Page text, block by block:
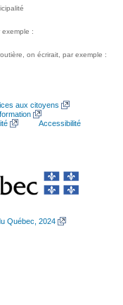
:
on écrirait, par exemple :
aux citoyens
Accessibilité
Québec, 2024